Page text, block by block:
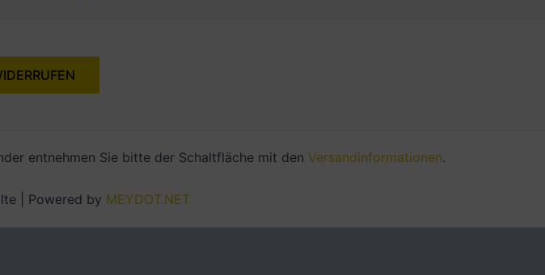
entnehmen Sie bitte der Schaltfläche mit den Versandinformationen.
| Powered by MEYDOT.NET